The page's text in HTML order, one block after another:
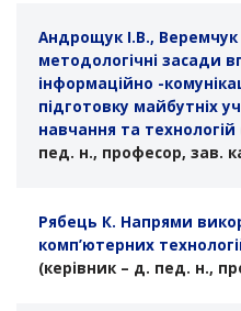
Андрощук І.В.,
методологічні засади
інформаційно -
підготовку майбутніх
навчання та технологій
пед. н., професор, зав.
Рябець К. Напрями
комп’ютерних
(керівник – д. пед. н.,